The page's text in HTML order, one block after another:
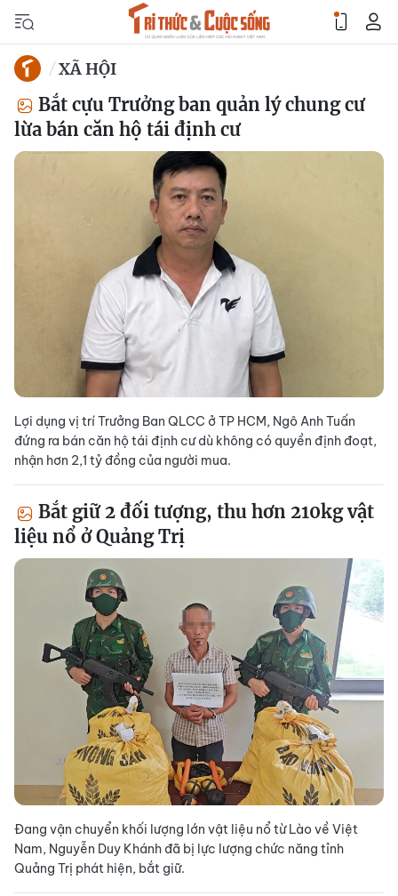
XÃ HỘI
Bắt cựu Trưởng ban quản lý chung cư
lừa bán căn hộ tái định cư
Lợi dụng vị trí Trưởng Ban QLCC ở TP HCM, Ngô Anh Tuấn
đứng ra bán căn hộ tái định cư dù không có quyền định đoạt,
nhận hơn 2,1 tỷ đồng của người mua.
Bắt giữ 2 đối tượng, thu hơn 210kg vật
liệu nổ ở Quảng Trị
Đang vận chuyển khối lượng lớn vật liệu nổ từ Lào về Việt
Nam, Nguyễn Duy Khánh đã bị lực lượng chức năng tỉnh
Quảng Trị phát hiện, bắt giữ.